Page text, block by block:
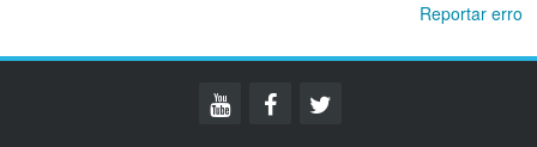
Reportar erro